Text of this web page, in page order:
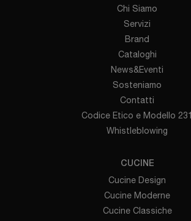
Chi Siamo
Servizi
Brand
Cataloghi
News&Eventi
Sosteniamo
Contatti
Codice Etico e Modello 231
Whistleblowing
CUCINE
Cucine Design
Cucine Moderne
Cucine Classiche